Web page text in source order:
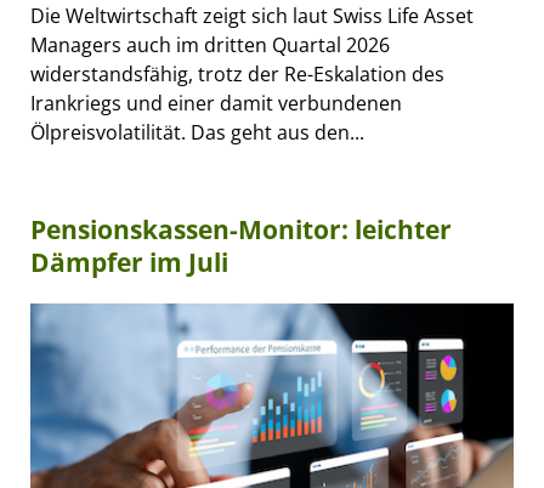
Die Weltwirtschaft zeigt sich laut Swiss Life Asset
Managers auch im dritten Quartal 2026
widerstandsfähig, trotz der Re-Eskalation des
Irankriegs und einer damit verbundenen
Ölpreisvolatilität. Das geht aus den...
Pensionskassen-Monitor: leichter
Dämpfer im Juli